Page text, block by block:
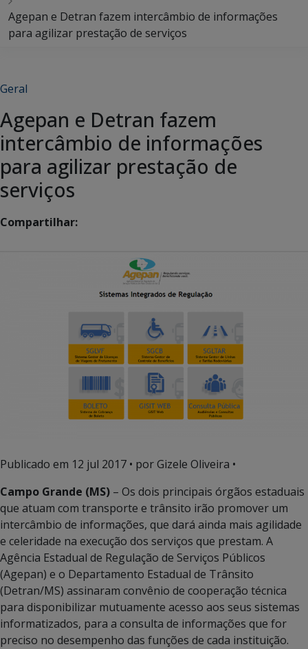
Agepan e Detran fazem intercâmbio de informações
para agilizar prestação de serviços
Geral
Agepan e Detran fazem
intercâmbio de informações
para agilizar prestação de
serviços
Compartilhar:
Publicado em 12 jul 2017 • por Gizele Oliveira •
Campo Grande (MS) – Os dois principais órgãos estaduais
que atuam com transporte e trânsito irão promover um
intercâmbio de informações, que dará ainda mais agilidade
e celeridade na execução dos serviços que prestam. A
Agência Estadual de Regulação de Serviços Públicos
(Agepan) e o Departamento Estadual de Trânsito
(Detran/MS) assinaram convênio de cooperação técnica
para disponibilizar mutuamente acesso aos seus sistemas
informatizados, para a consulta de informações que for
preciso no desempenho das funções de cada instituição.